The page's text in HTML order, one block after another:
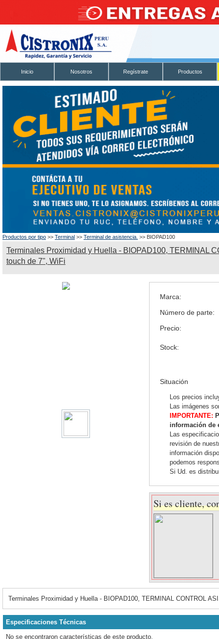
Inicio Nosotros Regístrate Productos
Productos por tipo >> Terminal >> Terminal de asistencia. >> BIOPAD100
Terminales Proximidad y Huella - BIOPAD100, TERMINAL
touch de 7", WiFi
Marca:
Número de parte:
Precio:
Stock:
Situación
Los precios
Las imágenes
IMPORTANTE:
información de
Las
revisión de
información
podemos
Si Ud. es
Si es cliente,
Terminales Proximidad y Huella - BIOPAD100, TERMINAL CONTROL
Especificaciones Técnicas
No se encontraron características de este producto.